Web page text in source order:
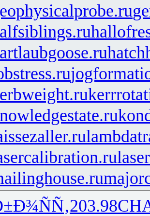
203.98